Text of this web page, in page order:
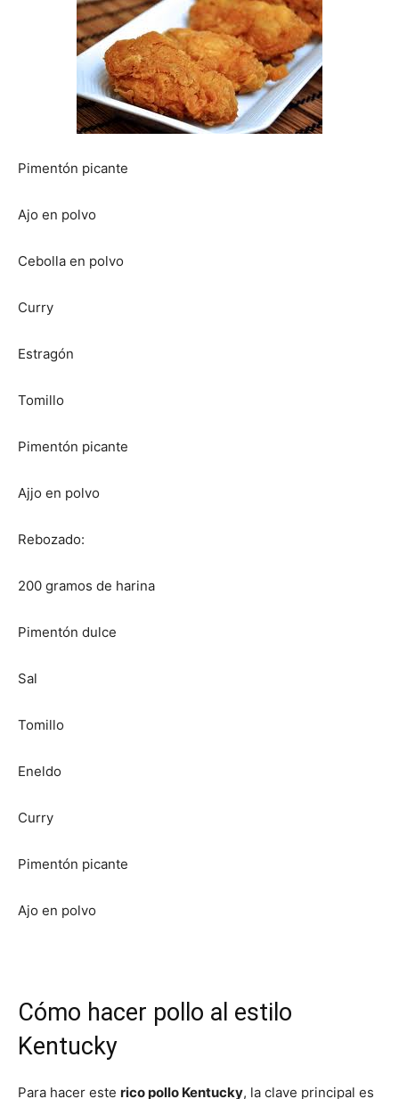
Receta
Cocina
Pimentón picante
Ajo en polvo
Cebolla en polvo
Curry
Estragón
Tomillo
Pimentón picante
Ajjo en polvo
Rebozado:
200 gramos de harina
Pimentón dulce
Sal
Tomillo
Eneldo
Curry
Pimentón picante
Ajo en polvo
Cómo hacer pollo al estilo
Kentucky
Para hacer este rico pollo Kentucky, la clave principal es